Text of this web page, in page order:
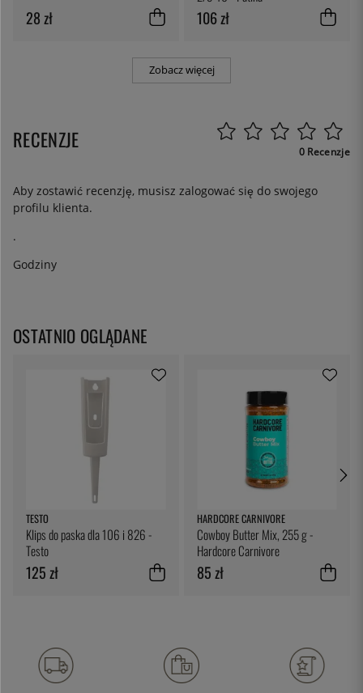
28 zł 106 zł
Zobacz więcej
RECENZJE 0 Recenzje
Aby zostawić recenzję, musisz zalogować się do swojego
profilu klienta.
.
Godziny
OSTATNIO OGLĄDANE
TESTO
Klips do paska dla 106 i 826 -
Testo
125 zł
HARDCORE CARNIVORE
Cowboy Butter Mix, 255 g -
Hardcore Carnivore
85 zł